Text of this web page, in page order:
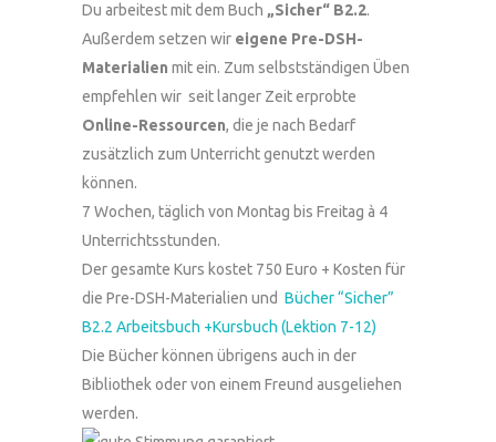
Du arbeitest mit dem Buch „Sicher“ B2.2.
Außerdem setzen wir eigene Pre-DSH-
Materialien mit ein. Zum selbstständigen Üben
empfehlen wir seit langer Zeit erprobte
Online-Ressourcen, die je nach Bedarf
zusätzlich zum Unterricht genutzt werden
können.
7 Wochen, täglich von Montag bis Freitag à 4
Unterrichtsstunden.
Der gesamte Kurs kostet 750 Euro + Kosten für
die Pre-DSH-Materialien und Bücher “Sicher”
B2.2 Arbeitsbuch +Kursbuch (Lektion 7-12)
Die Bücher können übrigens auch in der
Bibliothek oder von einem Freund ausgeliehen
werden.